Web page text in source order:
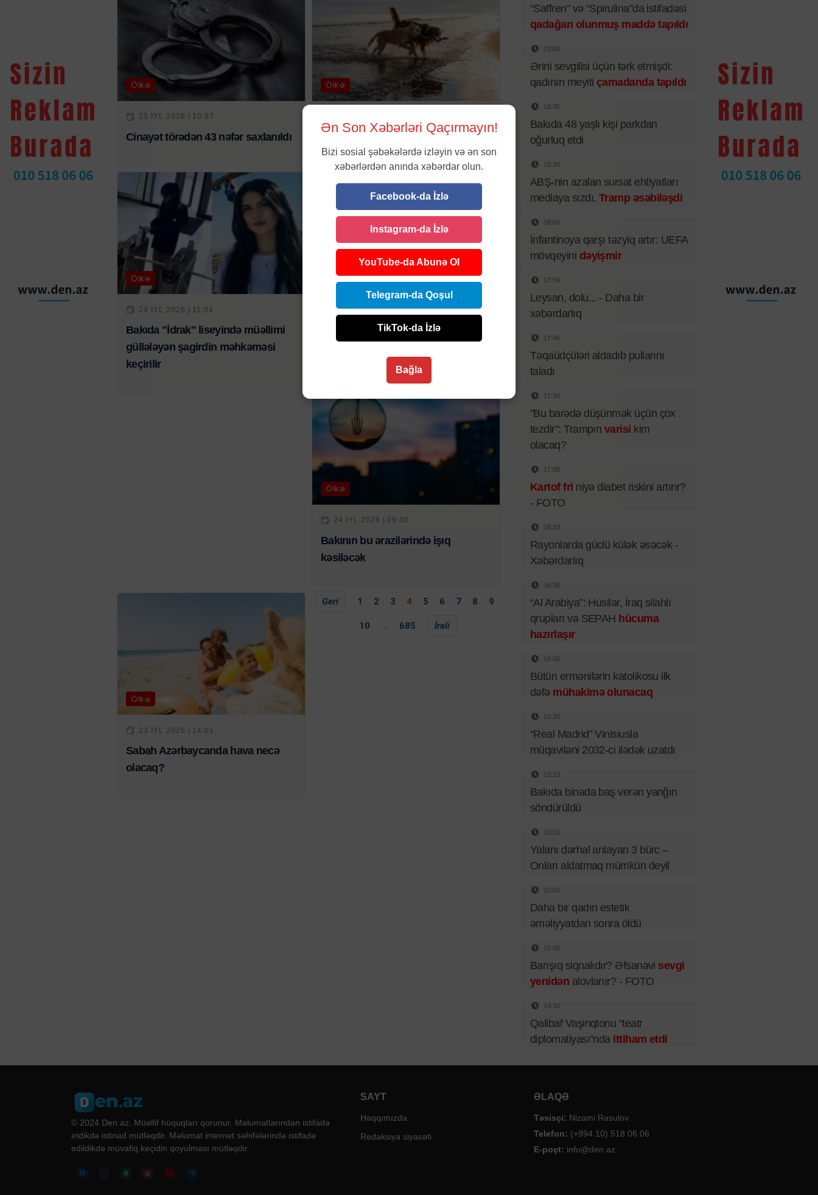
Ölkə
25 IYL 2026 | 10:57
Cinayət törədən 43 nəfər saxlanıldı
Ölkə
Bakıda isti hava davam edəcək
Ölkə
24 IYL 2026 | 11:04
Bakıda "İdrak" liseyində müəllimi
güllələyən şagirdin məhkəməsi
keçirilir
Ölkə
24 IYL 2026 | 09:34
Neft və Sənaye Universitetinin
Ölkə
24 IYL 2026 | 09:30
Bakının bu ərazilərində işıq
kəsiləcək
Ölkə
23 IYL 2026 | 14:01
Sabah Azərbaycanda hava necə
olacaq?
Geri 1 2 3 4 5 6 7 8 9
10 ... 685 İrəli
“Saffren” və “Spirulina”da istifadəsi
qadağan olunmuş maddə tapıldı
19:00
Ərini sevgilisi üçün tərk etmişdi:
qadının meyiti çamadanda tapıldı
18:35
Bakıda 48 yaşlı kişi parkdan
oğurluq etdi
18:30
ABŞ-nin azalan sursat ehtiyatları
mediaya sızdı, Tramp əsəbiləşdi
18:00
İnfantinoya qarşı təzyiq artır: UEFA
mövqeyini dəyişmir
17:59
Leysan, dolu... - Daha bir
xəbərdarlıq
17:45
Təqaüdçüləri aldadıb pullarını
taladı
17:30
"Bu barədə düşünmək üçün çox
tezdir": Trampın varisi kim
olacaq?
17:00
Kartof fri niyə diabet riskini artırır?
- FOTO
16:33
Rayonlarda güclü külək əsəcək -
Xəbərdarlıq
16:30
“Al Arabiya”: Husilər, İraq silahlı
qrupları və SEPAH hücuma
hazırlaşır
16:00
Bütün ermənilərin katolikosu ilk
dəfə mühakimə olunacaq
15:30
“Real Madrid” Vinisiusla
müqaviləni 2032-ci ilədək uzatdı
15:23
Bakıda binada baş verən yanğın
söndürüldü
15:10
Yalanı dərhal anlayan 3 bürc –
Onları aldatmaq mümkün deyil
15:00
Daha bir qadın estetik
əməliyyatdan sonra öldü
15:00
Barışıq siqnalıdır? Əfsanəvi sevgi
yenidən alovlanır? - FOTO
14:30
Qalibaf Vaşinqtonu “teatr
diplomatiyası”nda ittiham etdi
© 2024 Den.az. Müəllif hüquqları qorunur. Məlumatlarından istifadə
etdikdə istinad mütləqdir. Məlumat internet səhifələrində istifadə
edildikdə müvafiq keçidin qoyulması mütləqdir.
SAYT
Haqqımızda
Redaksiya siyasəti
ƏLAQƏ
Təsisçi: Nizami Rəsulov
Telefon: (+994 10) 518 06 06
E-poçt: info@den.az
Ən Son Xəbərləri Qaçırmayın!
Bizi sosial şəbəkələrdə izləyin və ən son
xəbərlərdən anında xəbərdar olun.
Facebook-da İzlə
Instagram-da İzlə
YouTube-da Abunə Ol
Telegram-da Qoşul
TikTok-da İzlə
Bağla